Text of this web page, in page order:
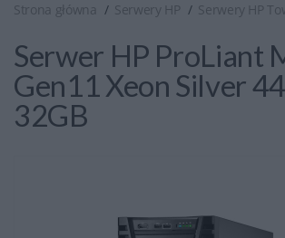
Strona główna Serwery HP Serwery HP
Serwer HP ProLiant
Gen11 Xeon Silver
32GB